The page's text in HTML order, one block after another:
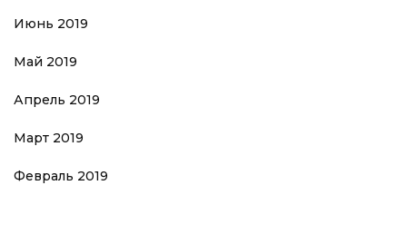
Июнь 2019
Май 2019
Апрель 2019
Март 2019
Февраль 2019